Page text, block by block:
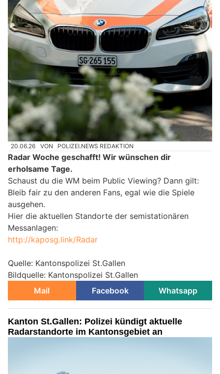
20.06.26 VON POLIZEI.NEWS REDAKTION
Radar Woche geschafft! Wir wünschen dir
erholsame Tage.
Schaust du die WM beim Public Viewing? Dann gilt:
Bleib fair zu den anderen Fans, egal wie die Spiele
ausgehen.
Hier die aktuellen Standorte der semistationären
Messanlagen:
http://kaposg.link/Radar
Quelle: Kantonspolizei St.Gallen
Bildquelle: Kantonspolizei St.Gallen
Mail
Facebook Whatsapp
Kanton St.Gallen: Polizei kündigt aktuelle
Radarstandorte im Kantonsgebiet an